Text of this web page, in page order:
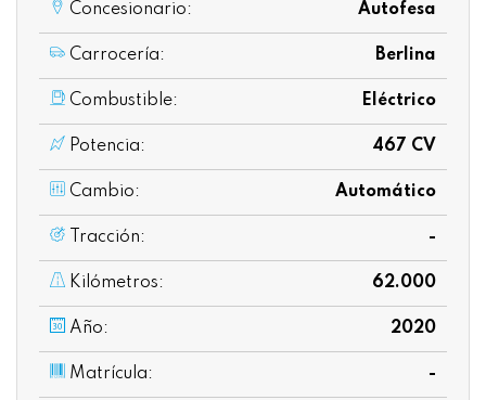
Concesionario: Autofesa
Carrocería: Berlina
Combustible: Eléctrico
Potencia: 467 CV
Cambio: Automático
Tracción: -
Kilómetros: 62.000
Año: 2020
Matrícula: -